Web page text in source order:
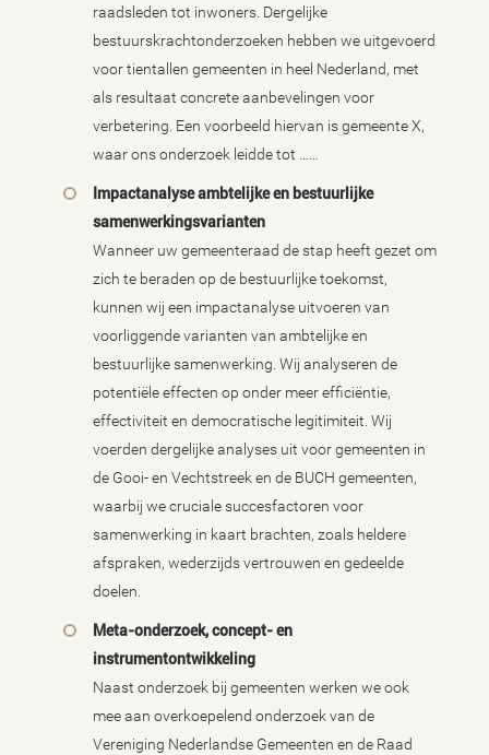
raadsleden tot inwoners. Dergelijke
bestuurskrachtonderzoeken hebben we uitgevoerd
voor tientallen gemeenten in heel Nederland, met
als resultaat concrete aanbevelingen voor
verbetering. Een voorbeeld hiervan is gemeente X,
waar ons onderzoek leidde tot ……
Impactanalyse ambtelijke en bestuurlijke
samenwerkingsvarianten
Wanneer uw gemeenteraad de stap heeft gezet om
zich te beraden op de bestuurlijke toekomst,
kunnen wij een impactanalyse uitvoeren van
voorliggende varianten van ambtelijke en
bestuurlijke samenwerking. Wij analyseren de
potentiële effecten op onder meer efficiëntie,
effectiviteit en democratische legitimiteit. Wij
voerden dergelijke analyses uit voor gemeenten in
de Gooi- en Vechtstreek en de BUCH gemeenten,
waarbij we cruciale succesfactoren voor
samenwerking in kaart brachten, zoals heldere
afspraken, wederzijds vertrouwen en gedeelde
doelen.
Meta-onderzoek, concept- en
instrumentontwikkeling
Naast onderzoek bij gemeenten werken we ook
mee aan overkoepelend onderzoek van de
Vereniging Nederlandse Gemeenten en de Raad